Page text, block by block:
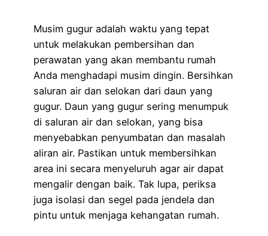
Musim gugur adalah waktu yang tepat
untuk melakukan pembersihan dan
perawatan yang akan membantu rumah
Anda menghadapi musim dingin. Bersihkan
saluran air dan selokan dari daun yang
gugur. Daun yang gugur sering menumpuk
di saluran air dan selokan, yang bisa
menyebabkan penyumbatan dan masalah
aliran air. Pastikan untuk membersihkan
area ini secara menyeluruh agar air dapat
mengalir dengan baik. Tak lupa, periksa
juga isolasi dan segel pada jendela dan
pintu untuk menjaga kehangatan rumah.